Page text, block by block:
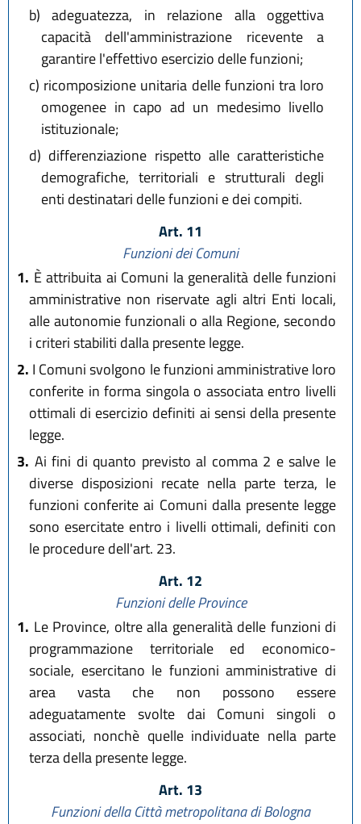
b) adeguatezza, in relazione alla oggettiva
capacità dell'amministrazione ricevente a
garantire l'effettivo esercizio delle funzioni;
c) ricomposizione unitaria delle funzioni tra loro
omogenee in capo ad un medesimo livello
istituzionale;
d) differenziazione rispetto alle caratteristiche
demografiche, territoriali e strutturali degli
enti destinatari delle funzioni e dei compiti.
Art. 11
Funzioni dei Comuni
1. È attribuita ai Comuni la generalità delle funzioni
amministrative non riservate agli altri Enti locali,
alle autonomie funzionali o alla Regione, secondo
i criteri stabiliti dalla presente legge.
2. I Comuni svolgono le funzioni amministrative loro
conferite in forma singola o associata entro livelli
ottimali di esercizio definiti ai sensi della presente
legge.
3. Ai fini di quanto previsto al comma 2 e salve le
diverse disposizioni recate nella parte terza, le
funzioni conferite ai Comuni dalla presente legge
sono esercitate entro i livelli ottimali, definiti con
le procedure dell'art. 23.
Art. 12
Funzioni delle Province
1. Le Province, oltre alla generalità delle funzioni di
programmazione territoriale ed economico-
sociale, esercitano le funzioni amministrative di
area vasta che non possono essere
adeguatamente svolte dai Comuni singoli o
associati, nonchè quelle individuate nella parte
terza della presente legge.
Art. 13
Funzioni della Città metropolitana di Bologna